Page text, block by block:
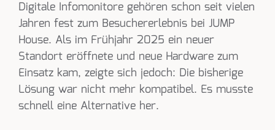
Digitale Infomonitore gehören schon seit vielen
Jahren fest zum Besuchererlebnis bei JUMP
House. Als im Frühjahr 2025 ein neuer
Standort eröffnete und neue Hardware zum
Einsatz kam, zeigte sich jedoch: Die bisherige
Lösung war nicht mehr kompatibel. Es musste
schnell eine Alternative her.